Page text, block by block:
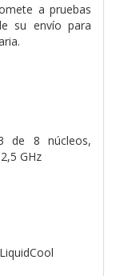
a pruebas
su envío para
de 8 núcleos,
GHz